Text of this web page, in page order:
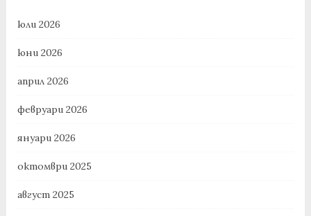
юли 2026
юни 2026
април 2026
февруари 2026
януари 2026
октомври 2025
август 2025